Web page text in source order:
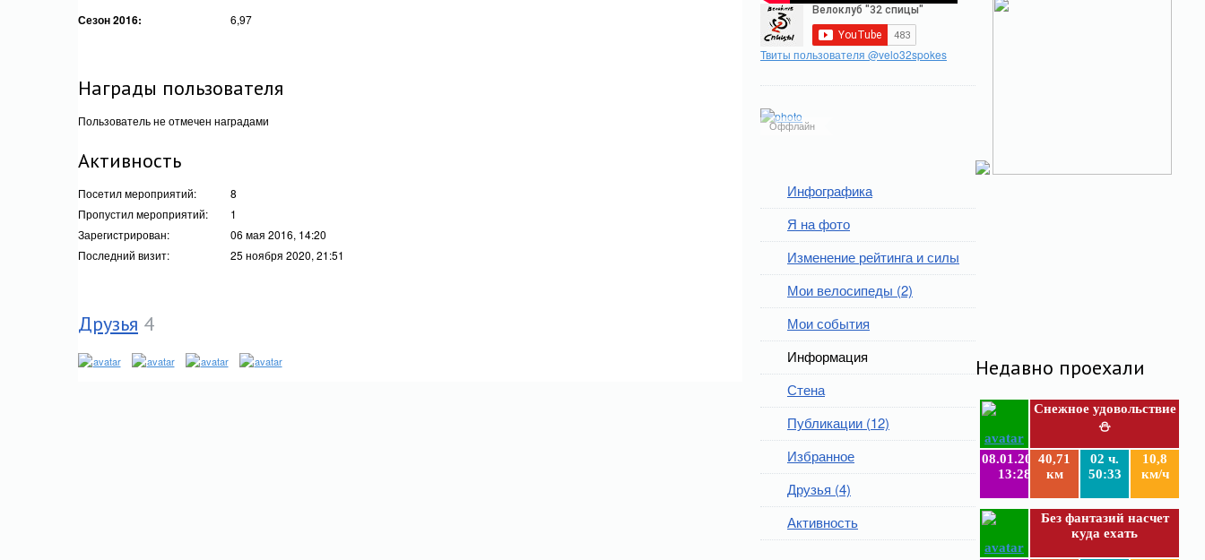
Недавно проехали
Снежное удовольствие
⛄
08.01.2019
13:28
40,71
км
02 ч.
50:33
10,8
км/ч
Без фантазий насчет
куда ехать
Твиты пользователя @velo32spokes
Оффлайн
Инфографика
Я на фото
Изменение рейтинга и силы
Мои велосипеды (2)
Мои события
Информация
Стена
Публикации (12)
Избранное
Друзья (4)
Активность
Сезон 2016: 6,97
Награды пользователя
Пользователь не отмечен наградами
Активность
Посетил мероприятий:
8
Пропустил мероприятий:
1
Зарегистрирован:
06 мая 2016, 14:20
Последний визит:
25 ноября 2020, 21:51
Друзья 4